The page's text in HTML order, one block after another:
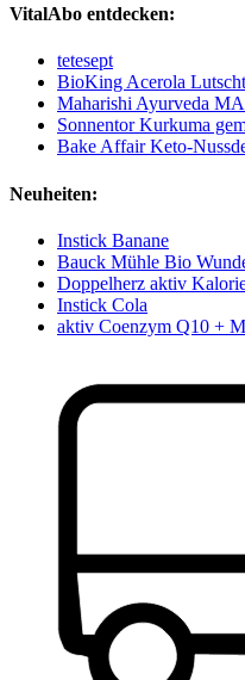
VitalAbo entdecken:
tetesept
BioKing Acerola
Maharishi Ayurveda
Sonnentor Kurkuma
Bake Affair Keto-
Neuheiten:
Instick Banane
Bauck Mühle Bio
Doppelherz aktiv
Instick Cola
aktiv Coenzym Q10 +